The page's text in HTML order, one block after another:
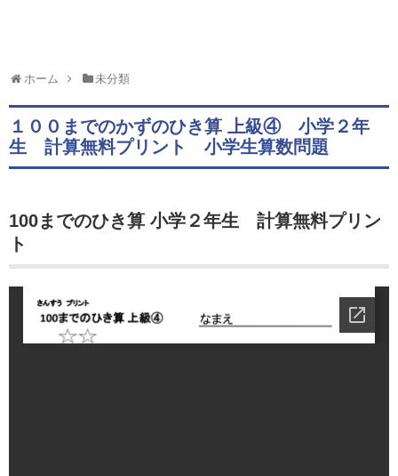
ホーム 未分類
１００までのかずのひき算 上級④ 小学２年
生 計算無料プリント 小学生算数問題
100までのひき算 小学２年生 計算無料プリン
ト